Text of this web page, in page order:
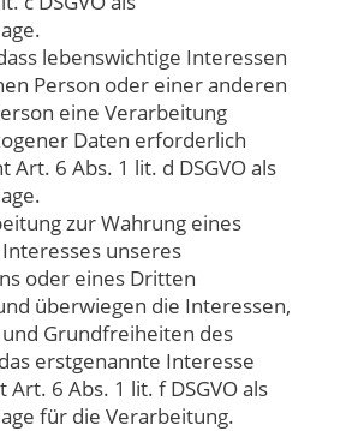
lebenswichtige Interessen
Person oder einer anderen
eine Verarbeitung
Daten erforderlich
Art. 6 Abs. 1 lit. d DSGVO als
zur Wahrung eines
unseres
oder eines Dritten
überwiegen die Interessen,
Grundfreiheiten des
erstgenannte Interesse
Art. 6 Abs. 1 lit. f DSGVO als
für die Verarbeitung.